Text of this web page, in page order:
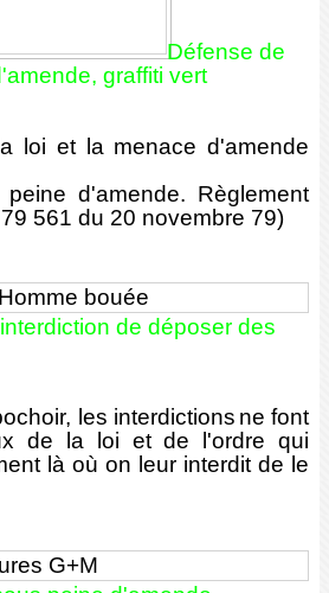
Défense de
, graffiti vert
et la menace d'amende
d'amende. Règlement
561 du 20 novembre 79)
de déposer des
l es interdictions ne font
de la loi et de l'ordre qui
là où on leur interdit de le